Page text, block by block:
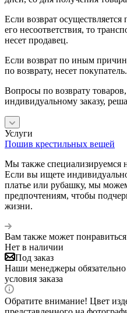
Если возврат
его несоответствия, то
несет продавец.
Если возврат по иным
по возврату, несет покупатель.
Вопросы по возврату
индивидуальному заказу,
Услуги
Пошив крестильных вещей
Мы также специализируемся
Если вы ищете
платье или рубашку, мы
предпочтениям, чтобы
жизни.
Вам также может понравиться
Нет в наличии
Под заказ
Наши менеджеры
условия заказа
Обратите внимание! Цвет